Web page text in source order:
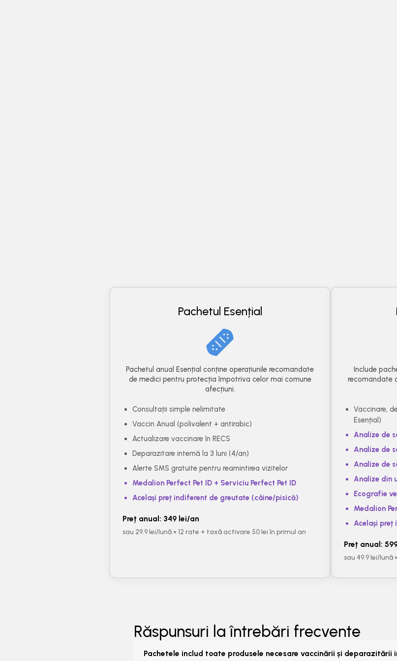
Pachetul Esențial
Pachetul anual Esențial conține operațiunile recomandate
de medici pentru protecția împotriva celor mai comune
afecțiuni.
Consultații simple nelimitate
Vaccin Anual (polivalent + antirabic)
Actualizare vaccinare în RECS
Deparazitare internă la 3 luni (4/an)
Alerte SMS gratuite pentru reamintirea vizitelor
Medalion Perfect Pet ID + Serviciu Perfect Pet ID
Același preț indiferent de greutate (câine/pisică)
Preț anual: 349 lei/an
sau 29.9 lei/lună × 12 rate + taxă activare 50 lei în primul an
Include
recomandate
Vaccinare,
Esențial)
Analize de
Analize de
Analize de
Analize din
Ecografie
Medalion
Același
Preț anual:
sau 49.9 lei/
Răspunsuri la întrebări frecvente
Pachetele includ toate produsele necesare vaccinării și deparazitării